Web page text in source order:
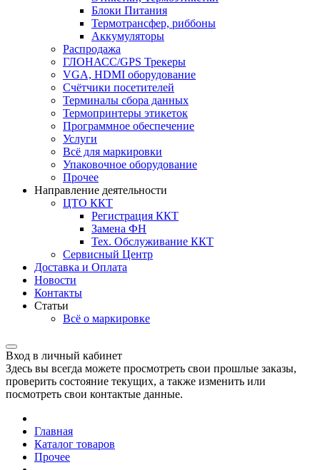
Блоки Питания
Термотрансфер, риббоны
Аккумуляторы
Распродажа
ГЛОНАСС/GPS Трекеры
VGA, HDMI оборудование
Счётчики посетителей
Терминалы сбора данных
Термопринтеры этикеток
Программное обеспечение
Услуги
Всё для маркировки
Упаковочное оборудование
Прочее
Направление деятельности
ЦТО ККТ
Регистрация ККТ
Замена ФН
Тех. Обслуживание ККТ
Сервисный Центр
Доставка и Оплата
Новости
Контакты
Статьи
Всё о маркировке
Вход в личный кабинет
Здесь вы всегда можете просмотреть свои прошлые заказы,
проверить состояние текущих, а также изменить или
посмотреть свои контактые данные.
Главная
Каталог товаров
Прочее